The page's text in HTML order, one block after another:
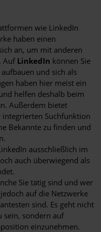
wie LinkedIn
haben einen
an, um mit anderen
Auf LinkedIn können Sie
und sich als
haben hier meist ein
helfen deshalb beim
Außerdem bietet
Suchfunktion
Bekannte zu finden und
ausschließlich im
auch überwiegend als
Sie tätig sind und wer
auf die Netzwerke
sind. Es geht nicht
sein, sondern auf
einzunehmen.